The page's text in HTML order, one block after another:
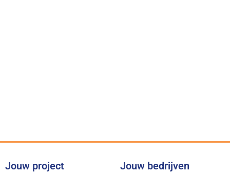
Jouw project Jouw bedrijven